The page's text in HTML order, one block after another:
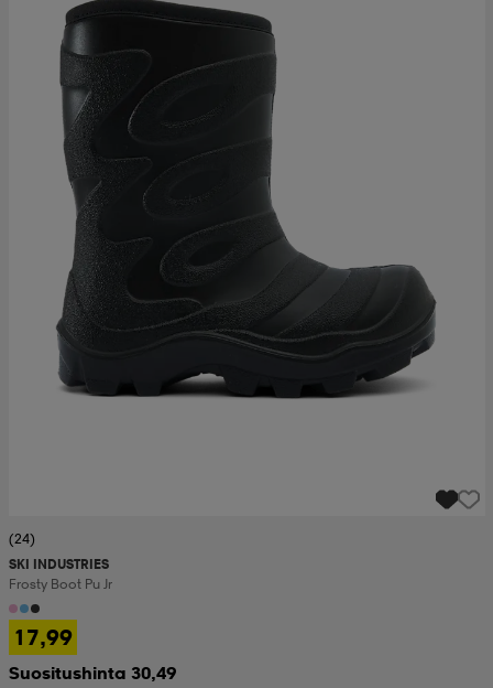
(24)
SKI INDUSTRIES
Frosty Boot Pu Jr
17,99
Suositushinta 30,49